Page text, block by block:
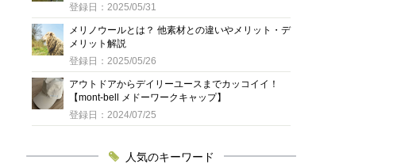
登録日：2025/05/31
メリノウールとは？ 他素材との違いやメリット・デ
メリット解説
登録日：2025/05/26
アウトドアからデイリーユースまでカッコイイ！
【mont-bell メドーワークキャップ】
登録日：2024/07/25
人気のキーワード